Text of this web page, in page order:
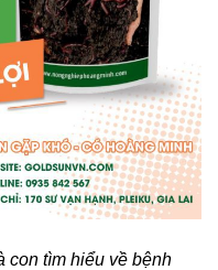
con tìm hiểu về bệnh